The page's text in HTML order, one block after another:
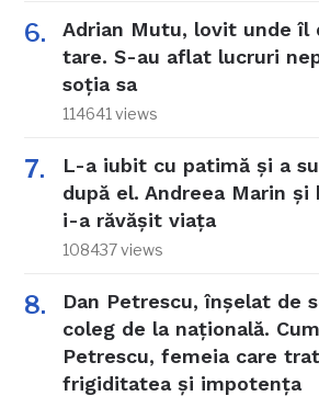
Adrian Mutu, lovit unde îl
tare. S-au aflat lucruri
soția sa
114641 views
L-a iubit cu patimă și a
după el. Andreea Marin și
i-a răvășit viața
108437 views
Dan Petrescu, înșelat de
coleg de la națională.
Petrescu, femeia care
frigiditatea și impotența